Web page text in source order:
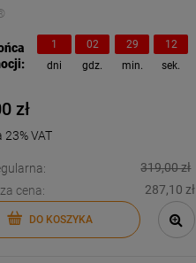
1
dni
02
gdz.
29
min.
11
sek.
zł
VAT
319,00 zł
cena:
287,10 zł
DO KOSZYKA